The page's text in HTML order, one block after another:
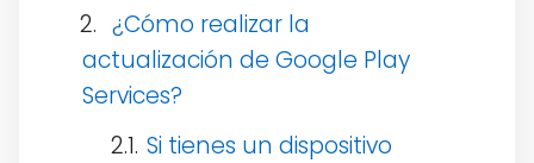
¿Cómo realizar la
actualización de Google Play
Services?
Si tienes un dispositivo